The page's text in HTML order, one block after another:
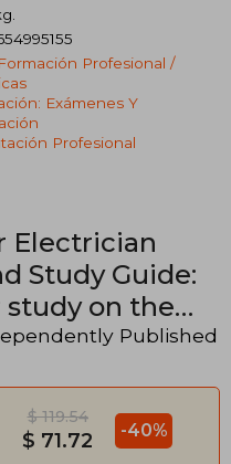
Profesional /
Exámenes Y
Profesional
Electrician
Study Guide:
study on the
Code (en
Published
$ 119.54
$ 71.72 -40%